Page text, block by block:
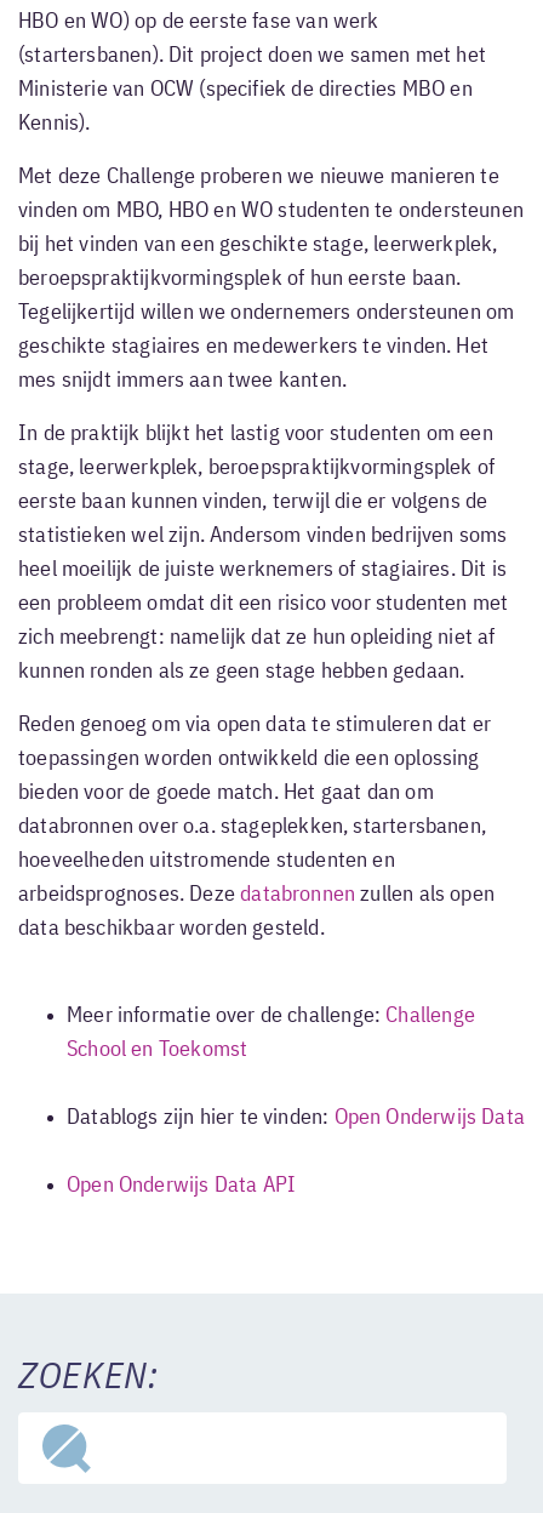
HBO en WO) op de eerste fase van werk
(startersbanen). Dit project doen we samen met het
Ministerie van OCW (specifiek de directies MBO en
Kennis).
Met deze Challenge proberen we nieuwe manieren te
vinden om MBO, HBO en WO studenten te ondersteunen
bij het vinden van een geschikte stage, leerwerkplek,
beroepspraktijkvormingsplek of hun eerste baan.
Tegelijkertijd willen we ondernemers ondersteunen om
geschikte stagiaires en medewerkers te vinden. Het
mes snijdt immers aan twee kanten.
In de praktijk blijkt het lastig voor studenten om een
stage, leerwerkplek, beroepspraktijkvormingsplek of
eerste baan kunnen vinden, terwijl die er volgens de
statistieken wel zijn. Andersom vinden bedrijven soms
heel moeilijk de juiste werknemers of stagiaires. Dit is
een probleem omdat dit een risico voor studenten met
zich meebrengt: namelijk dat ze hun opleiding niet af
kunnen ronden als ze geen stage hebben gedaan.
Reden genoeg om via open data te stimuleren dat er
toepassingen worden ontwikkeld die een oplossing
bieden voor de goede match. Het gaat dan om
databronnen over o.a. stageplekken, startersbanen,
hoeveelheden uitstromende studenten en
arbeidsprognoses. Dezedatabronnen zullen als open
data beschikbaar worden gesteld.
Meer informatie over de challenge: Challenge
School en Toekomst
Datablogs zijn hier te vinden: Open Onderwijs Data
Open Onderwijs Data API
ZOEKEN: